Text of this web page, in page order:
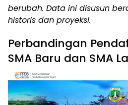
berubah. Data ini disusun
historis dan proyeksi.
Perbandingan
SMA Baru dan SMA